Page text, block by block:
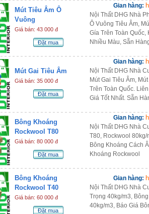
Mút Tiêu Âm Ô
Vuông
Giá bán: 43 000 đ
Đặt mua
Gian hàng:
Nội Thất DHG Nhà
Ô Vuông Tiêu Âm,
Gía Trên Toàn
Nhiều Màu, Sẵn
Mút Gai Tiêu Âm
Giá bán: 35 000 đ
Đặt mua
Gian hàng:
Nội Thất DHG Nhà
Mút Gai Tiêu Âm,
Trên Toàn Quốc.
Giá Tốt Nhất. Sẵn
Bông Khoáng
Rockwool T80
Giá bán: 80 000 đ
Đặt mua
Gian hàng:
Nội Thất DHG Nhà
T80, Rockwool
Bông Khoáng Cách
Khoáng Rockwool
Bông Khoáng
Rockwool T40
Giá bán: 60 000 đ
Đặt mua
Gian hàng:
Nội Thất DHG Nhà
Trọng 40kg/m3,
40kg/m3, Báo Giá